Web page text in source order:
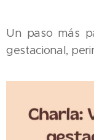
Un paso más
gestacional,